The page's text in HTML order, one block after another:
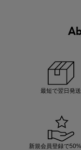
最短で翌日発送
新規会員登録で